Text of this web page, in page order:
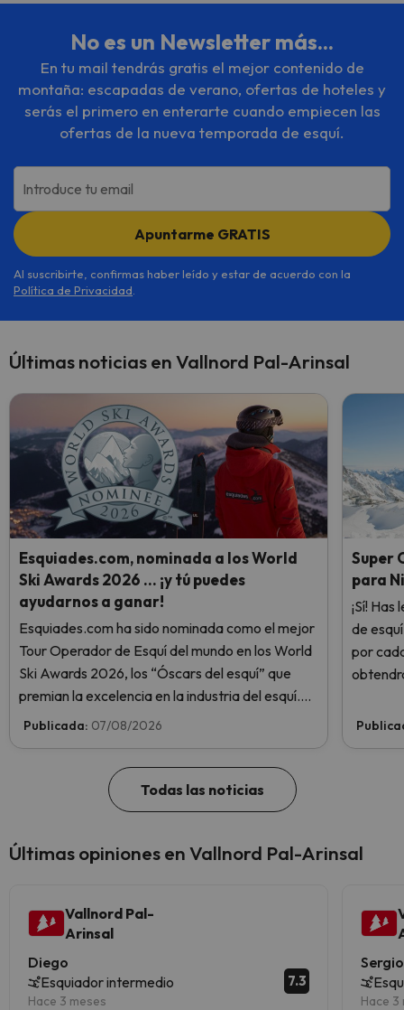
No es un Newsletter más...
En tu mail tendrás gratis el mejor contenido de
montaña: escapadas de verano, ofertas de hoteles y
serás el primero en enterarte cuando empiecen las
ofertas de la nueva temporada de esquí.
Introduce tu email
Apuntarme GRATIS
Al suscribirte, confirmas haber leído y estar de acuerdo con la
Política de Privacidad
Últimas noticias en Vallnord Pal-Arinsal
Esquiades.com, nominada a los World
Ski Awards 2026 … ¡y tú puedes
ayudarnos a ganar!
Esquiades.com ha sido nominada como el mejor
Tour Operador de Esquí del mundo en los World
Ski Awards 2026, los “Óscars del esquí” que
premian la excelencia en la industria del esquí.
¡Vota ahora y ayúdanos a alcanzar la cima!
Publicada: 07/08/2026
Super
para
¡Sí!
de
por
Todas las noticias
Últimas opiniones en Vallnord Pal-Arinsal
Vallnord Pal-
Arinsal
Diego
Esquiador intermedio
Hace 3 meses
7.3
Sergio
Hace 3